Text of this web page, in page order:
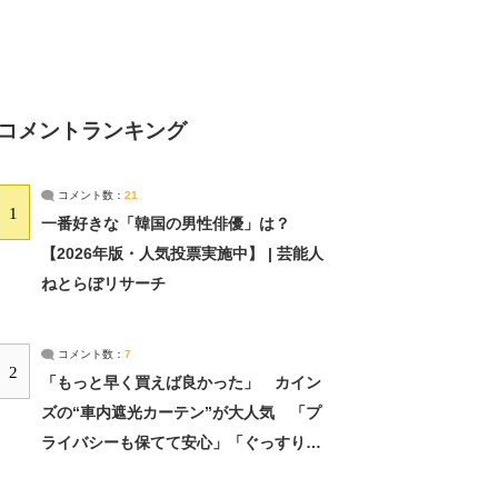
コメントランキング
1
コメント数： 21
一番好きな「韓国の男性俳優」は？
【2026年版・人気投票実施中】 | 芸能人
ねとらぼリサーチ
2
コメント数： 7
「もっと早く買えば良かった」 カイン
ズの“車内遮光カーテン”が大人気 「プ
ライバシーも保てて安心」「ぐっすり眠